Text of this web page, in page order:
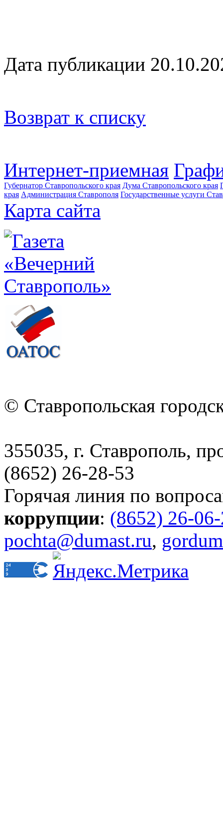
Дата публикации
Возврат к списку
Интернет-приемная
Губернатор Ставропольского края Дума Ставропольского края
края Администрация Ставрополя Государственные услуги
Карта сайта
© Ставропольская
355035, г. Ставрополь,
(8652) 26-28-53
Горячая линия по
коррупции: (8652) 26-
pochta@dumast.ru,